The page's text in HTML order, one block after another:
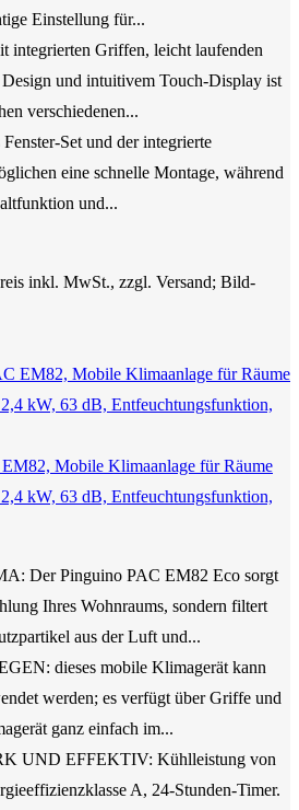
Einstellung für...
integrierten Griffen, leicht laufenden
und intuitivem Touch-Display ist
verschiedenen...
Set und der integrierte
eine schnelle Montage, während
und...
inkl. MwSt., zzgl. Versand; Bild-
Mobile Klimaanlage für Räume
kW, 63 dB, Entfeuchtungsfunktion,
Der Pinguino PAC EM82 Eco sorgt
Ihres Wohnraums, sondern filtert
aus der Luft und...
dieses mobile Klimagerät kann
werden; es verfügt über Griffe und
ganz einfach im...
UND EFFEKTIV: Kühlleistung von
A, 24-Stunden-Timer.